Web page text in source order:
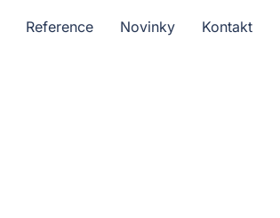
Reference Novinky Kontakt